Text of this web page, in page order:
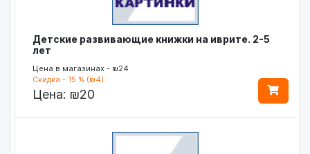
Детские развивающие книжки на иврите. 2-5
лет
Цена в магазинах - ₪24
Скидка - 15 % (₪4)
Цена: ₪20